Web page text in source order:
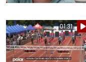
01:31